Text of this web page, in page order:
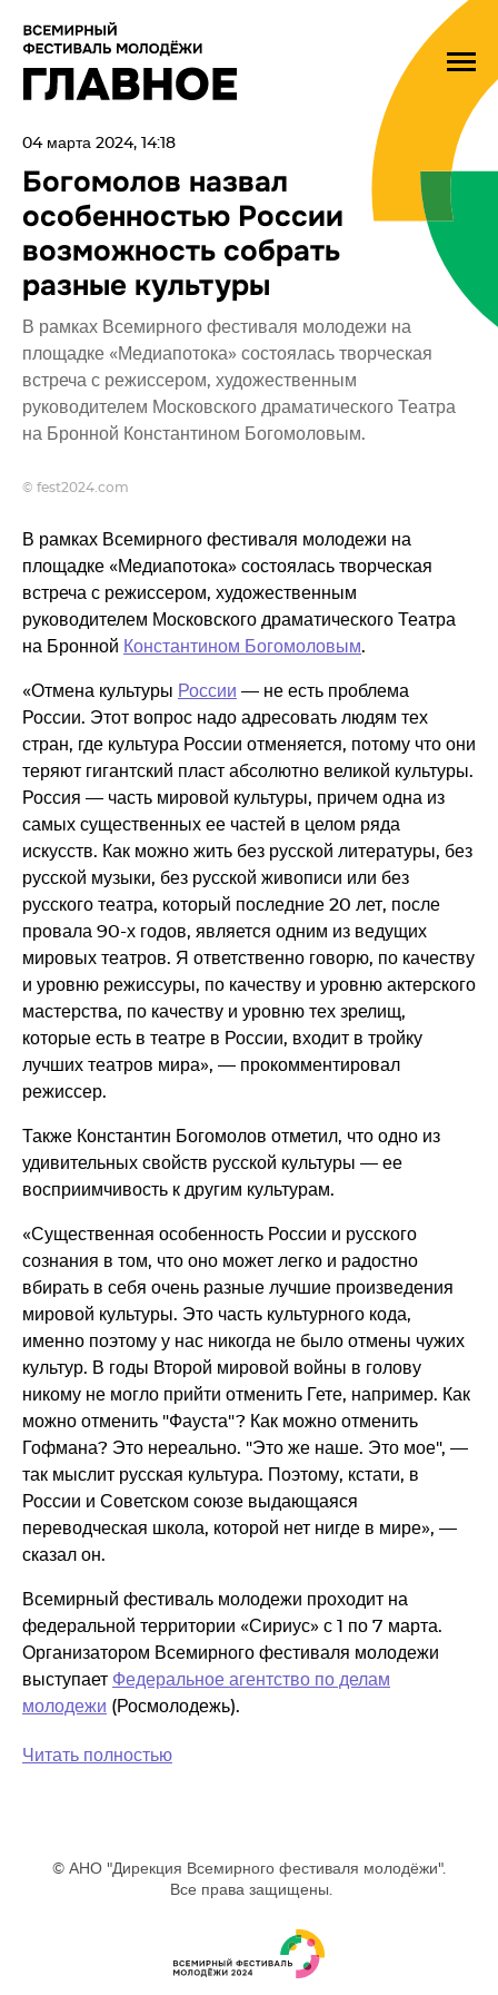
04 марта 2024, 14:18
Богомолов назвал
особенностью России
возможность собрать
разные культуры
В рамках Всемирного фестиваля молодежи на
площадке «Медиапотока» состоялась творческая
встреча с режиссером, художественным
руководителем Московского драматического Театра
на Бронной Константином Богомоловым.
© fest2024.com
В рамках Всемирного фестиваля молодежи на
площадке «Медиапотока» состоялась творческая
встреча с режиссером, художественным
руководителем Московского драматического Театра
на Бронной Константином Богомоловым.
«Отмена культуры России — не есть проблема
России. Этот вопрос надо адресовать людям тех
стран, где культура России отменяется, потому что они
теряют гигантский пласт абсолютно великой культуры.
Россия — часть мировой культуры, причем одна из
самых существенных ее частей в целом ряда
искусств. Как можно жить без русской литературы, без
русской музыки, без русской живописи или без
русского театра, который последние 20 лет, после
провала 90-х годов, является одним из ведущих
мировых театров. Я ответственно говорю, по качеству
и уровню режиссуры, по качеству и уровню актерского
мастерства, по качеству и уровню тех зрелищ,
которые есть в театре в России, входит в тройку
лучших театров мира», — прокомментировал
режиссер.
Также Константин Богомолов отметил, что одно из
удивительных свойств русской культуры — ее
восприимчивость к другим культурам.
«Существенная особенность России и русского
сознания в том, что оно может легко и радостно
вбирать в себя очень разные лучшие произведения
мировой культуры. Это часть культурного кода,
именно поэтому у нас никогда не было отмены чужих
культур. В годы Второй мировой войны в голову
никому не могло прийти отменить Гете, например. Как
можно отменить "Фауста"? Как можно отменить
Гофмана? Это нереально. "Это же наше. Это мое", —
так мыслит русская культура. Поэтому, кстати, в
России и Советском союзе выдающаяся
переводческая школа, которой нет нигде в мире», —
сказал он.
Всемирный фестиваль молодежи проходит на
федеральной территории «Сириус» с 1 по 7 марта.
Организатором Всемирного фестиваля молодежи
выступает Федеральное агентство по делам
молодежи (Росмолодежь).
Читать полностью
© АНО "Дирекция Всемирного фестиваля молодёжи".
Все права защищены.